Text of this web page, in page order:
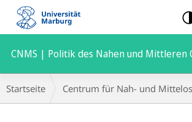
Mobile-
Navigation
CNMS | Politik des Nahen und Mittleren
Breadcrumb-
Navigation
Startseite Centrum für Nah- und